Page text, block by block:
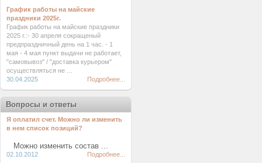
График работы на майские
праздники 2025г.
График работы на майские праздники
2025 г.:- 30 апреля сокращеный
предпраздничный день на 1 час. - 1
мая - 4 мая пункт выдачи не работает,
"самовывоз" / "доставка курьером"
осуществляться не ...
30.04.2025
Подробнее...
Вопросы и ответы
Я оплатил счет. Можно ли изменить
в нем список позиций?
Можно изменить состав ...
02.10.2012 Подробнее...